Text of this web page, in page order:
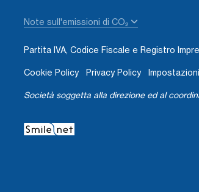
Note sull'emissioni di CO₂
Partita IVA, Codice Fiscale e Registro
Cookie Policy Privacy Policy
Società soggetta alla direzione ed al